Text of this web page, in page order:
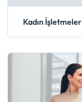
Kadın İşletmeler